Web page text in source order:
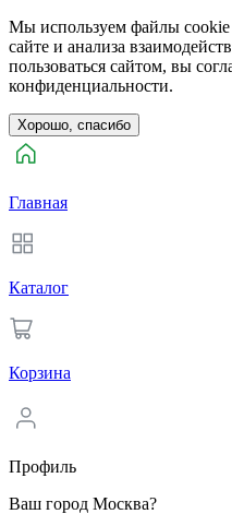
Мы используем файлы cookie
сайте и анализа
пользоваться сайтом, вы
конфиденциальности.
Хорошо, спасибо
Главная
Каталог
Корзина
Профиль
Ваш город Москва?